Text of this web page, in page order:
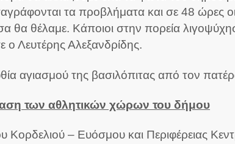
τα προβλήματα και σε 48 ώρες
θα θέλαμε. Κάποιοι στην πορεία
ο Λευτέρης Αλεξανδρίδης.
αγιασμού της βασιλόπιτας από τον
των αθλητικών χώρων του δήμου
Κορδελιού – Ευόσμου και Περιφέρειας